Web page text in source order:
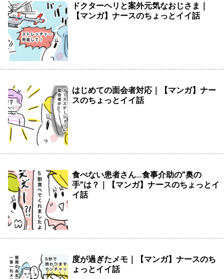
ドクターヘリと案外元気なおじさま｜
【マンガ】ナースのちょっとイイ話
はじめての面会者対応｜【マンガ】ナー
スのちょっとイイ話
食べない患者さん…食事介助の”奥の
手”は？｜【マンガ】ナースのちょっとイ
イ話
度が過ぎたメモ｜【マンガ】ナースのち
ょっとイイ話